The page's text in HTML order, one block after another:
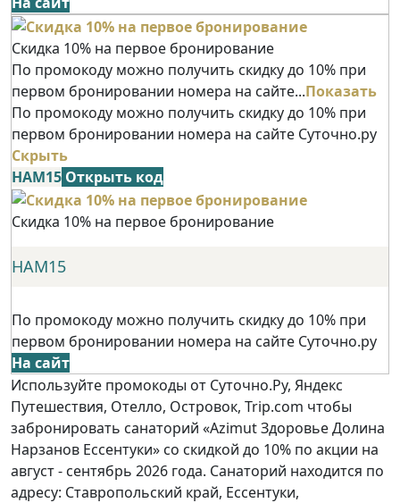
Скидка 10% на первое бронирование
По промокоду можно получить скидку до 10% при
первом бронировании номера на сайте...Показать
По промокоду можно получить скидку до 10% при
первом бронировании номера на сайте Суточно.ру
Скрыть
НАМ15 Открыть код
Скидка 10% на первое бронирование
НАМ15
По промокоду можно получить скидку до 10% при
первом бронировании номера на сайте Суточно.ру
На сайт
Используйте промокоды от Суточно.Ру, Яндекс
Путешествия, Отелло, Островок, Trip.com чтобы
забронировать санаторий «Azimut Здоровье Долина
Нарзанов Ессентуки» со скидкой до 10% по акции на
август - сентябрь 2026 года. Санаторий находится по
адресу: Ставропольский край, Ессентуки,